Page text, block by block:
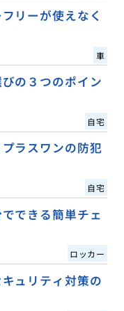
リーが使えなく
車
の３つのポイン
自宅
ラスワンの防犯
自宅
できる簡単チェ
ロッカー
ュリティ対策の